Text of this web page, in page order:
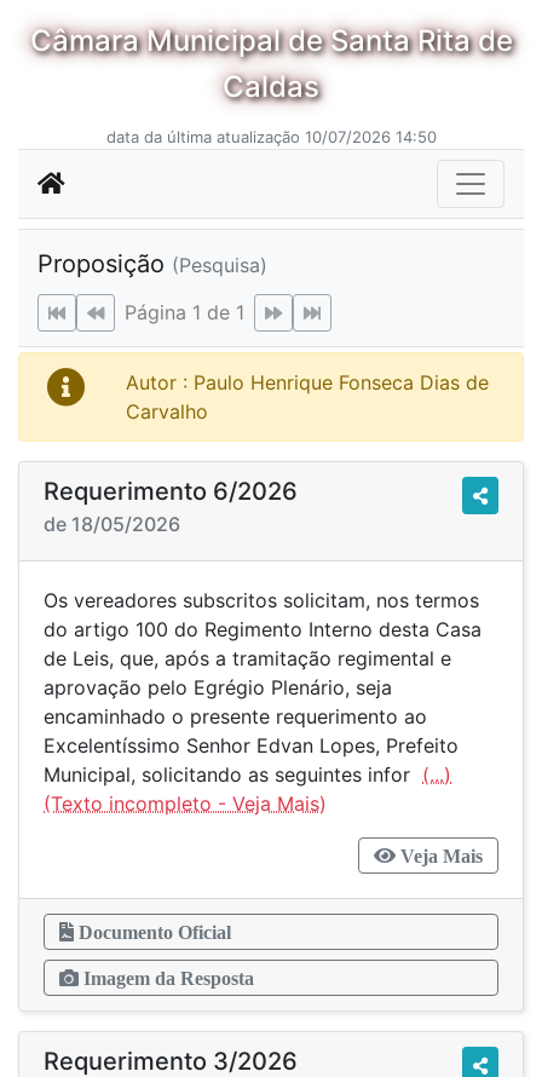
Câmara Municipal de Santa Rita de
Caldas
data da última atualização 10/07/2026 14:50
Proposição (Pesquisa)
Página 1 de 1
Autor : Paulo Henrique Fonseca Dias de
Carvalho
Requerimento 6/2026
de 18/05/2026
Os vereadores subscritos solicitam, nos termos
do artigo 100 do Regimento Interno desta Casa
de Leis, que, após a tramitação regimental e
aprovação pelo Egrégio Plenário, seja
encaminhado o presente requerimento ao
Excelentíssimo Senhor Edvan Lopes, Prefeito
Municipal, solicitando as seguintes infor (...)
Veja Mais
Documento Oficial
Imagem da Resposta
Requerimento 3/2026